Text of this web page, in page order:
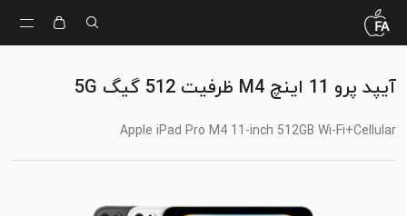
آیپد پرو 11 اینچ M4 ظرفیت 512 گیگ 5G
Apple iPad Pro M4 11-inch 512GB Wi-Fi+Cellular